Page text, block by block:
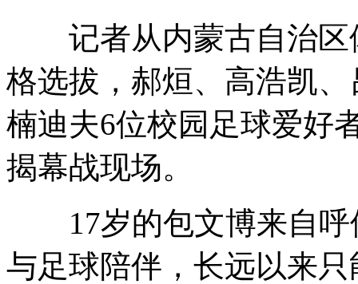
记者从内蒙古自治区
格选拔，郝烜、高浩凯
楠迪夫6位校园足球爱好
揭幕战现场。
17岁的包文博来自呼
与足球陪伴，长远以来